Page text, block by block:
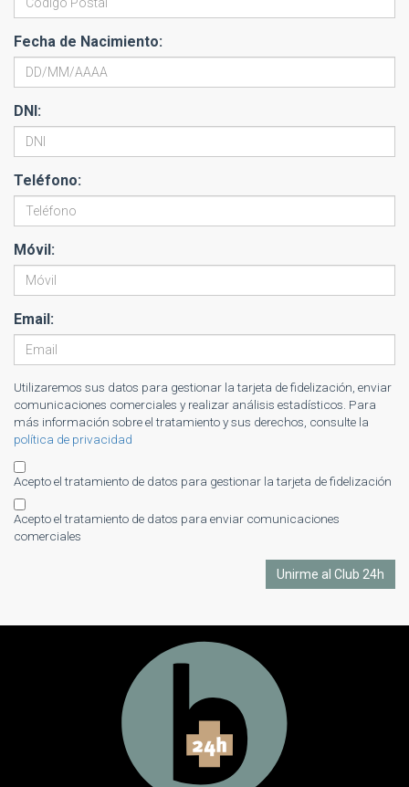
Fecha de Nacimiento:
DNI:
Teléfono:
Móvil:
Email:
Utilizaremos sus datos para gestionar la tarjeta de fidelización, enviar
comunicaciones comerciales y realizar análisis estadísticos. Para
más información sobre el tratamiento y sus derechos, consulte la
política de privacidad
Acepto el tratamiento de datos para gestionar la tarjeta de fidelización
Acepto el tratamiento de datos para enviar comunicaciones
comerciales